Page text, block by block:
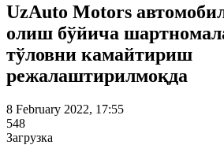
UzAuto Motors
олиш бўйича
тўловни камайтириш
режалаштирилмоқда
8 February 2022, 17:55
548
Загрузка